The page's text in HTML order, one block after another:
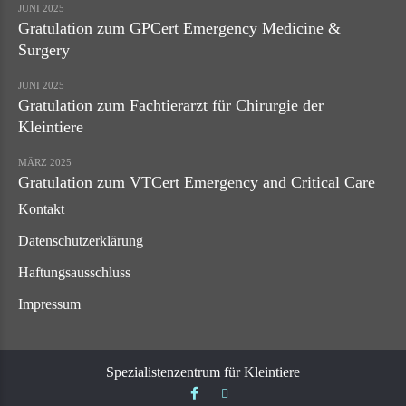
JUNI 2025
Gratulation zum GPCert Emergency Medicine &
Surgery
JUNI 2025
Gratulation zum Fachtierarzt für Chirurgie der
Kleintiere
MÄRZ 2025
Gratulation zum VTCert Emergency and Critical Care
Kontakt
Datenschutzerklärung
Haftungsausschluss
Impressum
Spezialistenzentrum für Kleintiere